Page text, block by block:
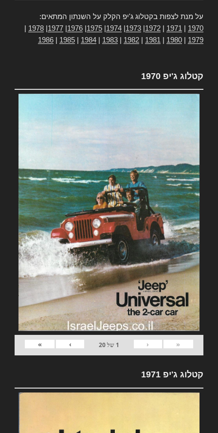
על מנת לצפות בקטלוג ג'יפ הקלק על השנתון המתאים:
1970
1971
1972
1973
1974
1975
1976
1977
1978
1979
1980
1981
1982
1983
1984
1985
1986
קטלוג ג'יפ 1970
«
‹
1 של20
›
»
קטלוג ג'יפ 1971